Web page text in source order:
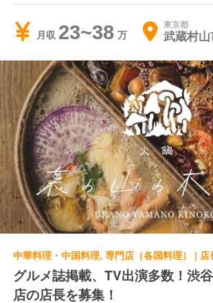
月収 23~38 東京都
武蔵村山
グルメ誌掲載、TV出演多数！渋
店の店長を募集！